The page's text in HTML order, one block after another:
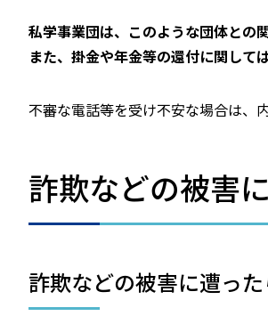
私学事業団は、このような団体との
また、掛金や年金等の還付に関して
不審な電話等を受け不安な場合は、
詐欺などの被害
詐欺などの被害に遭った